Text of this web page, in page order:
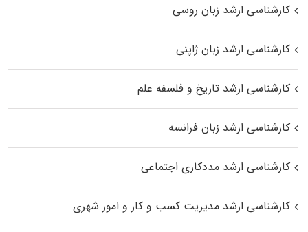
کارشناسی ارشد زبان روسی
کارشناسی ارشد زبان ژاپنی
کارشناسی ارشد تاریخ و فلسفه علم
کارشناسی ارشد زبان فرانسه
کارشناسی ارشد مددکاری اجتماعی
کارشناسی ارشد مدیریت کسب و کار و امور شهری